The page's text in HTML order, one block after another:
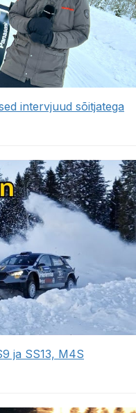
intervjuud sõitjatega
ja SS13, M4S